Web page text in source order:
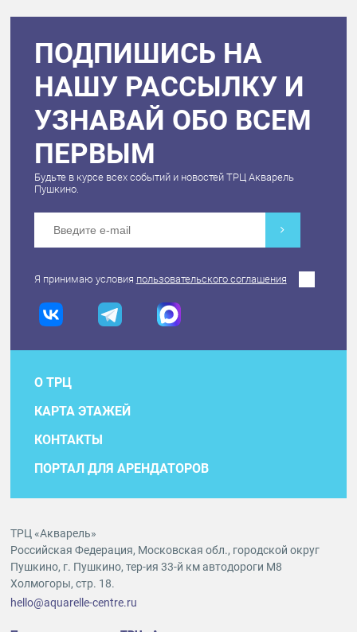
ПОДПИШИСЬ НА
НАШУ РАССЫЛКУ И
УЗНАВАЙ ОБО ВСЕМ
ПЕРВЫМ
Будьте в курсе всех событий и новостей ТРЦ Акварель
Пушкино.
Я принимаю условия пользовательского соглашения
О ТРЦ
КАРТА ЭТАЖЕЙ
КОНТАКТЫ
ПОРТАЛ ДЛЯ АРЕНДАТОРОВ
ТРЦ «Акварель»
Российская Федерация, Московская обл., городской округ
Пушкино, г. Пушкино, тер-ия 33-й км автодороги М8
Холмогоры, стр. 18.
hello@aquarelle-centre.ru